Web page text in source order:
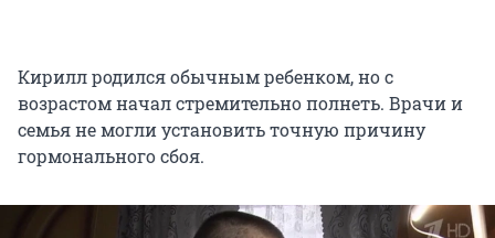
Кирилл родился обычным ребенком, но с
возрастом начал стремительно полнеть. Врачи и
семья не могли установить точную причину
гормонального сбоя.